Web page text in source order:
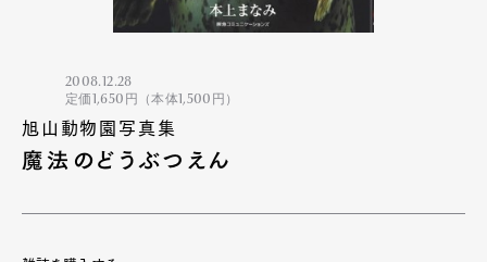
2008.12.28
定価1,650円（本体1,500円）
旭山動物園写真集
魔法のどうぶつえん